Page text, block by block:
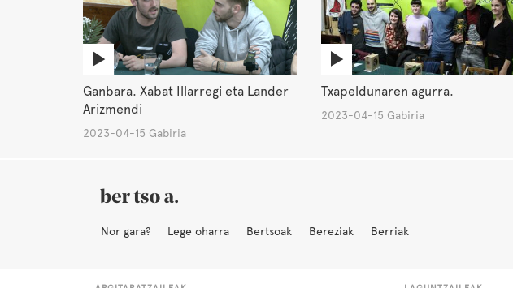
Ganbara. Xabat Illarregi eta Lander
Arizmendi
2023-04-15 Gabiria
Txapeldunaren agurra.
2023-04-15 Gabiria
Nor gara? Lege oharra Bertsoak Bereziak Berriak